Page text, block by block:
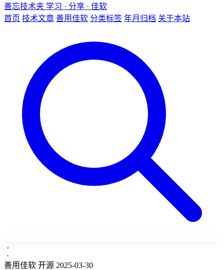
善忘技术夹 学习 · 分享 · 佳软
首页 技术文章 善用佳软 分类标签 年月归档 关于本站
善用佳软 开源 2025-03-30